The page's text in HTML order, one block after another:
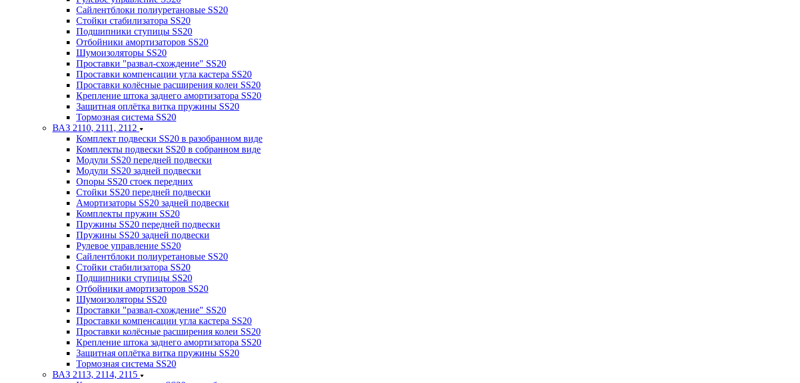
Сайлентблоки полиуретановые SS20
Стойки стабилизатора SS20
Подшипники ступицы SS20
Отбойники амортизаторов SS20
Шумоизоляторы SS20
Проставки "развал-схождение" SS20
Проставки компенсации угла кастера SS20
Проставки колёсные расширения колеи SS20
Крепление штока заднего амортизатора SS20
Защитная оплётка витка пружины SS20
Тормозная система SS20
ВАЗ 2110, 2111, 2112
Комплект подвески SS20 в разобранном виде
Комплекты подвески SS20 в собранном виде
Модули SS20 передней подвески
Модули SS20 задней подвески
Опоры SS20 стоек передних
Стойки SS20 передней подвески
Амортизаторы SS20 задней подвески
Комплекты пружин SS20
Пружины SS20 передней подвески
Пружины SS20 задней подвески
Рулевое управление SS20
Сайлентблоки полиуретановые SS20
Стойки стабилизатора SS20
Подшипники ступицы SS20
Отбойники амортизаторов SS20
Шумоизоляторы SS20
Проставки "развал-схождение" SS20
Проставки компенсации угла кастера SS20
Проставки колёсные расширения колеи SS20
Крепление штока заднего амортизатора SS20
Защитная оплётка витка пружины SS20
Тормозная система SS20
ВАЗ 2113, 2114, 2115